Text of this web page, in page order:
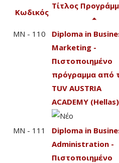
Κωδικός
Τίτλος
MN - 110
Diploma in
Marketing -
Πιστοποιημένο
πρόγραμμα από
TUV AUSTRIA
ACADEMY (Hellas)
MN - 111
Diploma in
Administration -
Πιστοποιημένο